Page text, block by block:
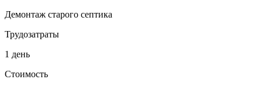
Демонтаж старого септика
Трудозатраты
1 день
Стоимость